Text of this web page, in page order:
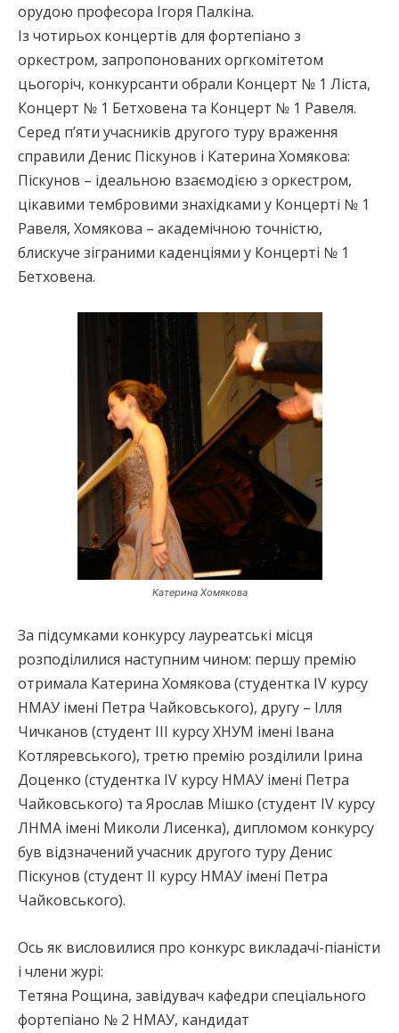
орудою професора Ігоря Палкіна.
Із чотирьох концертів для фортепіано з
оркестром, запропонованих оргкомітетом
цьогоріч, конкурсанти обрали Концерт № 1 Ліста,
Концерт № 1 Бетховена та Концерт № 1 Равеля.
Серед п’яти учасників другого туру враження
справили Денис Піскунов і Катерина Хомякова:
Піскунов – ідеальною взаємодією з оркестром,
цікавими тембровими знахідками у Концерті № 1
Равеля, Хомякова – академічною точністю,
блискуче зіграними каденціями у Концерті № 1
Бетховена.
Катерина Хомякова
За підсумками конкурсу лауреатські місця
розподілилися наступним чином: першу премію
отримала Катерина Хомякова (студентка ІV курсу
НМАУ імені Петра Чайковського), другу – Ілля
Чичканов (студент ІІІ курсу ХНУМ імені Івана
Котляревського), третю премію розділили Ірина
Доценко (студентка ІV курсу НМАУ імені Петра
Чайковського) та Ярослав Мішко (студент ІV курсу
ЛНМА імені Миколи Лисенка), дипломом конкурсу
був відзначений учасник другого туру Денис
Піскунов (студент ІІ курсу НМАУ імені Петра
Чайковського).
Ось як висловилися про конкурс викладачі-піаністи
і члени журі:
Тетяна Рощина, завідувач кафедри спеціального
фортепіано № 2 НМАУ, кандидат